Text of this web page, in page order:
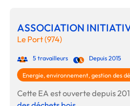
ASSOCIATION
Le Port (974)
5 travailleurs Depuis 2015
Energie, environnement, gestion des
Cette EA est ouverte depuis